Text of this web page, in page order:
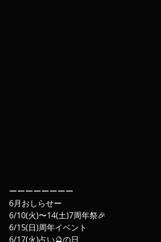
ーーーーーーーー
6月おしらせー
6/10(火)〜14(土)7周年祭🎉
6/15(日)周年イベント
6/17(火)占い🔮の日